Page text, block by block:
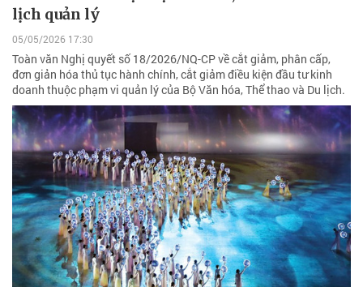
lịch quản lý
05/05/2026 17:30
Toàn văn Nghị quyết số 18/2026/NQ-CP về cắt giảm, phân cấp,
đơn giản hóa thủ tục hành chính, cắt giảm điều kiện đầu tư kinh
doanh thuộc phạm vi quản lý của Bộ Văn hóa, Thể thao và Du lịch.